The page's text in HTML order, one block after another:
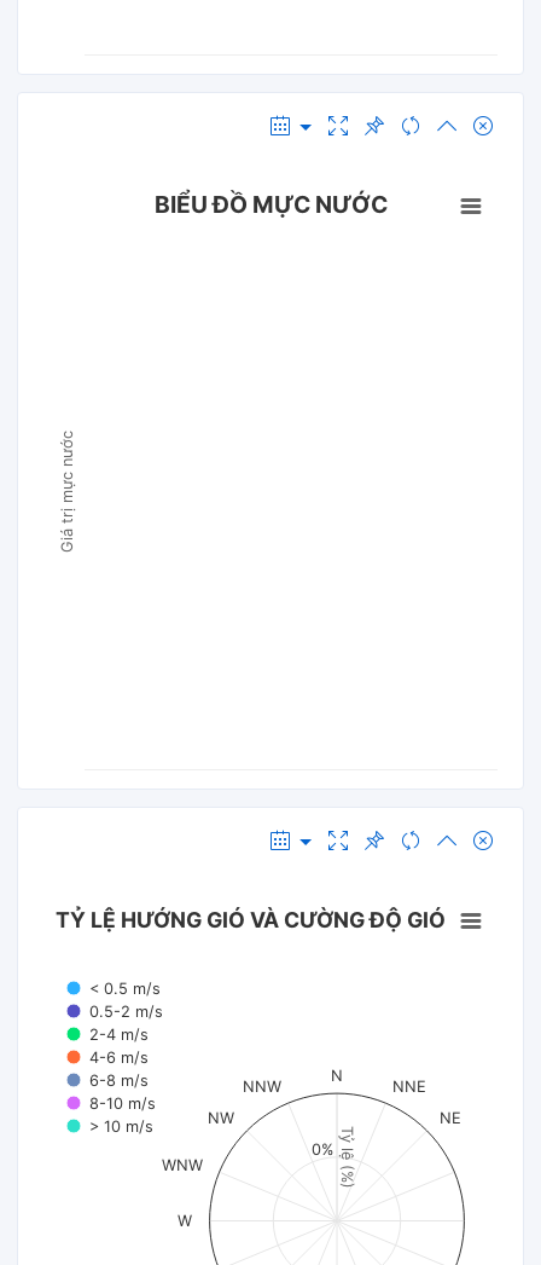
Giá trị mực nước
BIỂU ĐỒ MỰC NƯỚC
Tỷ lệ (%)
TỶ LỆ HƯỚNG GIÓ VÀ CƯỜNG ĐỘ GIÓ
< 0.5 m/s
0.5-2 m/s
2-4 m/s
4-6 m/s
6-8 m/s
8-10 m/s
> 10 m/s
N
NNE
NE
W
WNW
NW
NNW
0%